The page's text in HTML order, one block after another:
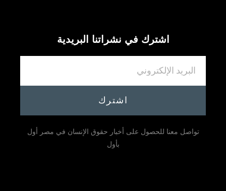
اشترك في نشراتنا البريدية
اشترك
تواصل معنا للحصول على أخبار حقوق الإنسان في مصر أول
بأول